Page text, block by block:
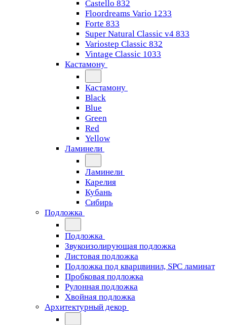
Castello 832
Floordreams Vario 1233
Forte 833
Super Natural Classic v4 833
Variostep Classic 832
Vintage Classic 1033
Кастамону
Кастамону
Black
Blue
Green
Red
Yellow
Ламинели
Ламинели
Карелия
Кубань
Сибирь
Подложка
Подложка
Звукоизолирующая подложка
Листовая подложка
Подложка под кварцвинил, SPC ламинат
Пробковая подложка
Рулонная подложка
Хвойная подложка
Архитектурный декор